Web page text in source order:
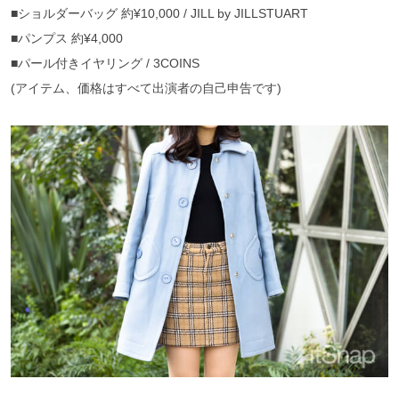
■ショルダーバッグ 約¥10,000 / JILL by JILLSTUART
■パンプス 約¥4,000
■パール付きイヤリング / 3COINS
(アイテム、価格はすべて出演者の自己申告です)